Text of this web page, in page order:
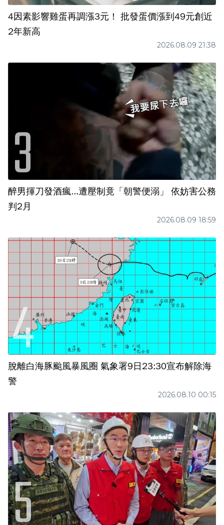
4因素影響雞蛋再調漲3元！ 批發蛋價漲到49元創近
2年新高
2026.08.09 21:38
醉男揮刀發酒瘋...遭壓制竟「朝警便溺」 依妨害公務
判2月
2026.08.09 18:59
脫離白海豚颱風暴風圈 氣象署9日23:30宣布解除海
警
2026.08.10 00:15